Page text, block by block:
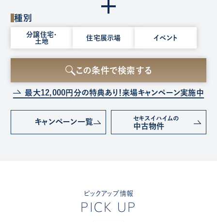
種別
を
択
分譲住宅・
土地
住宅展示場 イベント
この条件で検索する
最大12,000円分の特典あり！来場キャンペーン実施中
キャンペーン一覧 セキスイハイムの
中古物件
ピックアップ情報
PICK UP